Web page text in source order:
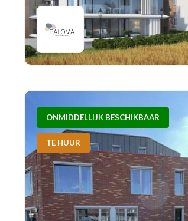
ONMIDDELLIJK BESCHIKBAAR
TE HUUR